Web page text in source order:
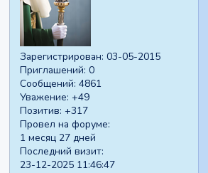
Зарегистрирован: 03-05-2015
Приглашений: 0
Сообщений: 4861
Уважение: +49
Позитив: +317
Провел на форуме:
1 месяц 27 дней
Последний визит:
23-12-2025 11:46:47